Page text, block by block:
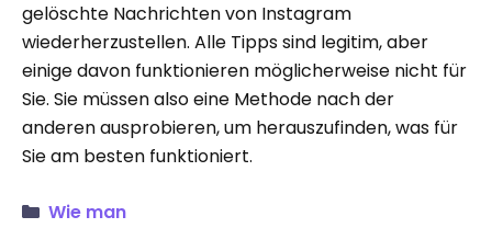
gelöschte Nachrichten von Instagram
wiederherzustellen. Alle Tipps sind legitim, aber
einige davon funktionieren möglicherweise nicht für
Sie. Sie müssen also eine Methode nach der
anderen ausprobieren, um herauszufinden, was für
Sie am besten funktioniert.
Wie man